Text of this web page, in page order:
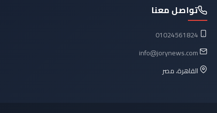
تواصل معنا
01024561824
info@jorynews.com
القاهرة، مصر